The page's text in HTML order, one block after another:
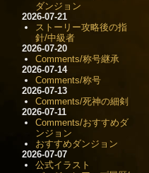
ダンジョン
2026-07-21
ストーリー攻略後の指
針/中級者
2026-07-20
Comments/称号継承
2026-07-14
Comments/称号
2026-07-13
Comments/死神の細剣
2026-07-11
Comments/おすすめダ
ンジョン
おすすめダンジョン
2026-07-07
公式イラスト